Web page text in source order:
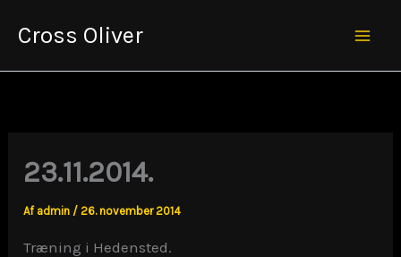
Cross Oliver
23.11.2014.
Af admin /26. november 2014
Træning i Hedensted.